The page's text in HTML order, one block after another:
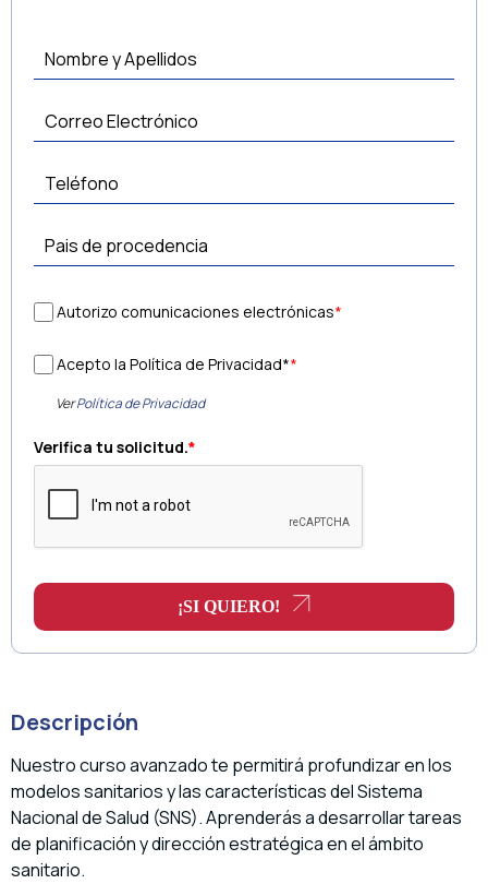
Autorizo comunicaciones electrónicas*
Acepto la Política de Privacidad**
VerPolítica de Privacidad
Verifica tu solicitud.*
¡SI QUIERO!
Descripción
Nuestro curso avanzado te permitirá profundizar en los
modelos sanitarios y las características del Sistema
Nacional de Salud (SNS). Aprenderás a desarrollar tareas
de planificación y dirección estratégica en el ámbito
sanitario.